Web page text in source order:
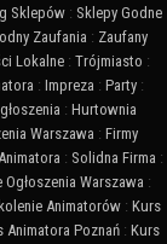
Sklepów : Sklepy Godne
Zaufania : Zaufany
Lokalne : Trójmiasto :
: Impreza : Party :
: Hurtownia
Warszawa : Firmy
: Solidna Firma :
Ogłoszenia Warszawa :
Animatorów : Kurs
Animatora Poznań : Kurs